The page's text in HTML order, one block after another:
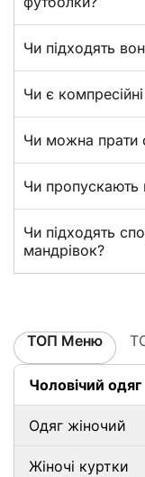
Чи підходять
Чи є
Чи можна прати
Чи пропускають
Чи підходять
мандрівок?
ТОП Меню
Чоловічий одяг
Одяг жіночий
Жіночі куртки